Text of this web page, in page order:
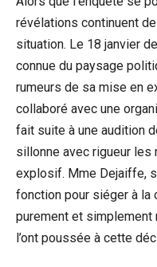
révélations continuent
situation. Le 18 janvier
connue du paysage
rumeurs de sa mise en
collaboré avec une
fait suite à une audition
sillonne avec rigueur
explosif. Mme Dejaiffe,
fonction pour siéger à la
purement et
l’ont poussée à cette